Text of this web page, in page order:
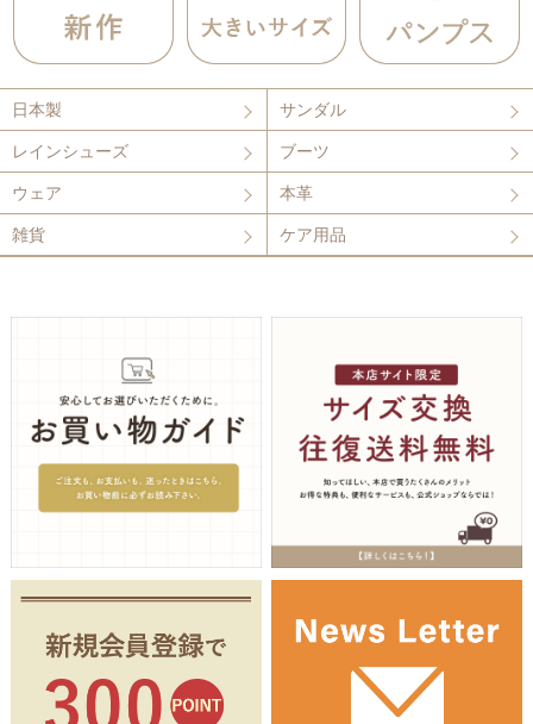
日本製 サンダル
レインシューズ ブーツ
ウェア 本革
雑貨 ケア用品